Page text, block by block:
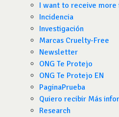
I want to receive
Incidencia
Investigación
Marcas Cruelty-Free
Newsletter
ONG Te Protejo
ONG Te Protejo EN
PaginaPrueba
Quiero recibir Más
Research